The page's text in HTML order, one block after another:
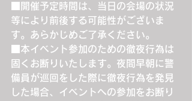
■開催予定時間は、当日の会場の状況
等により前後する可能性がございま
す。あらかじめご了承ください。
■本イベント参加のための徹夜行為は
固くお断りいたします。夜間早朝に警
備員が巡回をした際に徹夜行為を発見
した場合、イベントへの参加をお断り